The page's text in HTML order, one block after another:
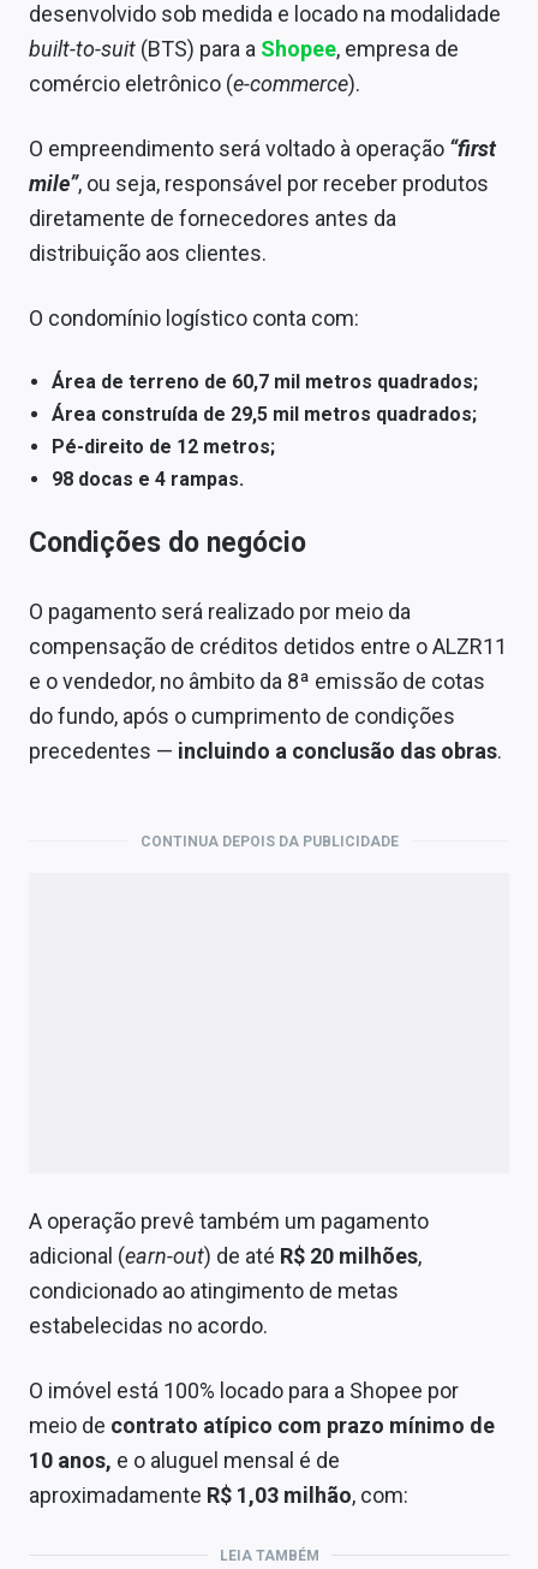
Expediente
Contato
desenvolvido sob medida e locado na modalidade
built-to-suit (BTS) para a Shopee, empresa de
comércio eletrônico (e-commerce).
O empreendimento será voltado à operação “first
mile”, ou seja, responsável por receber produtos
diretamente de fornecedores antes da
distribuição aos clientes.
O condomínio logístico conta com:
Área de terreno de 60,7 mil metros quadrados;
Área construída de 29,5 mil metros quadrados;
Pé-direito de 12 metros;
98 docas e 4 rampas.
Condições do negócio
O pagamento será realizado por meio da
compensação de créditos detidos entre o ALZR11
e o vendedor, no âmbito da 8ª emissão de cotas
do fundo, após o cumprimento de condições
precedentes — incluindo a conclusão das obras.
CONTINUA DEPOIS DA PUBLICIDADE
A operação prevê também um pagamento
adicional (earn-out) de até R$ 20 milhões,
condicionado ao atingimento de metas
estabelecidas no acordo.
O imóvel está 100% locado para a Shopee por
meio de contrato atípico com prazo mínimo de
10 anos, e o aluguel mensal é de
aproximadamente R$ 1,03 milhão, com:
LEIA TAMBÉM